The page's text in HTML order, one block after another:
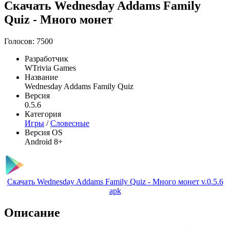
Скачать Wednesday Addams Family
Quiz - Много монет
Голосов: 7500
Разработчик
WTrivia Games
Название
Wednesday Addams Family Quiz
Версия
0.5.6
Категория
Игры /Словесные
Версия OS
Android 8+
Скачать Wednesday Addams Family Quiz - Много монет v.0.5.6
apk
Описание